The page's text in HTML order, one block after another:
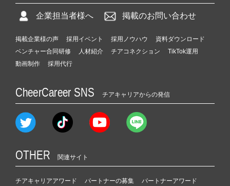
企業担当者様へ 掲載のお問い合わせ
掲載企業様の声 採用イベント 採用ノウハウ
資料ダウンロード
ベンチャー合同研修
人材紹介 チアコネクション
TikTok運用
動画制作
採用代行
CheerCareer SNS チアキャリアからの発信
OTHER 関連サイト
チアキャリアアワード パートナーの募集 パートナーアワード